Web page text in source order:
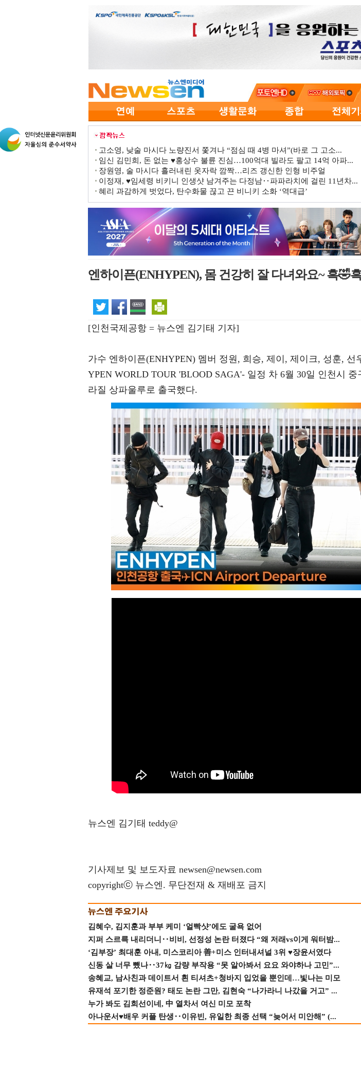
고소영, 낮술 마시다 노량진서 쫓겨나 “점심 때 4병 마셔”(바로 그 고소...
임신 김민희, 돈 없는 ♥홍상수 불륜 진심…100억대 빌라도 팔고 14억 아파...
장원영, 술 마시다 흘러내린 옷자락 깜짝…리즈 갱신한 인형 비주얼
이정재, ♥임세령 비키니 인생샷 남겨주는 다정남‥파파라치에 걸린 11년차...
혜리 과감하게 벗었다, 탄수화물 끊고 끈 비니키 소화 ‘역대급’
엔하이픈(ENHYPEN), 몸 건강히 잘 다녀와요~ 흑🤣
[인천국제공항 = 뉴스엔 김기태 기자]
가수 엔하이픈(ENHYPEN) 멤버 정원, 희승, 제이, 제이크, 성훈, 선
YPEN WORLD TOUR 'BLOOD SAGA'- 일정 차 6월 30일 인천시
라질 상파울루로 출국했다.
뉴스엔 김기태 teddy@
기사제보 및 보도자료 newsen@newsen.com
copyrightⓒ 뉴스엔. 무단전재 & 재배포 금지
김혜수, 김지훈과 부부 케미 ‘얼빡샷’에도 굴욕 없어
지퍼 스르륵 내리더니‥비비, 선정성 논란 터졌다 “왜 저래vs이게 워터밤...
‘김부장’ 최대훈 아내, 미스코리아 善+미스 인터내셔널 3위 ♥장윤서였다
신동 살 너무 뺐나‥37㎏ 감량 부작용 “못 알아봐서 요요 와야하나 고민”...
송혜교, 남사친과 데이트서 흰 티셔츠+청바지 입었을 뿐인데…빛나는 미모
유재석 포기한 정준원? 태도 논란 그만, 김현숙 “나가라니 나갔을 거고” ...
누가 봐도 김희선이네, 中 열차서 여신 미모 포착
아나운서♥배우 커플 탄생‥이유빈, 유일한 최종 선택 “늦어서 미안해” (...